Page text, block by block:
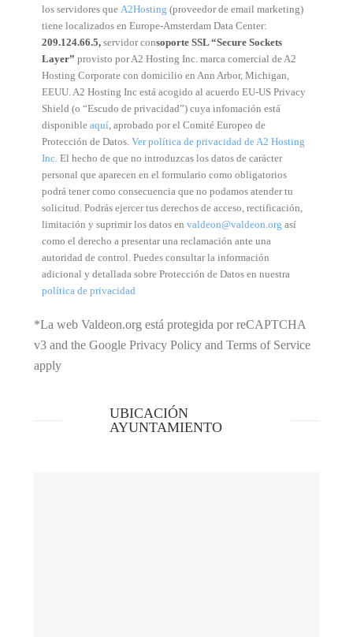
los servidores que A2Hosting (proveedor de email marketing)
tiene localizados en Europe-Amsterdam Data Center:
209.124.66.5,servidor consoporte SSL “Secure Sockets
Layer” provisto por A2 Hosting Inc. marca comercial de A2
Hosting Corporate con domicilio en Ann Arbor, Michigan,
EEUU. A2 Hosting Inc está acogido al acuerdo EU-US Privacy
Shield (o “Escudo de privacidad”) cuya infomación está
disponible aquí, aprobado por el Comité Europeo de
Protección de Datos. Ver política de privacidad de A2 Hosting
Inc.El hecho de que no introduzcas los datos de carácter
personal que aparecen en el formulario como obligatorios
podrá tener como consecuencia que no podamos atender tu
solicitud. Podrás ejercer tus derechos de acceso, rectificación,
limitación y suprimir los datos en valdeon@valdeon.org así
como el derecho a presentar una reclamación ante una
autoridad de control. Puedes consultar la información
adicional y detallada sobre Protección de Datos en nuestra
política de privacidad
*La web Valdeon.org está protegida por reCAPTCHA
v3 and the Google Privacy Policy and Terms of Service
apply
UBICACIÓN
AYUNTAMIENTO